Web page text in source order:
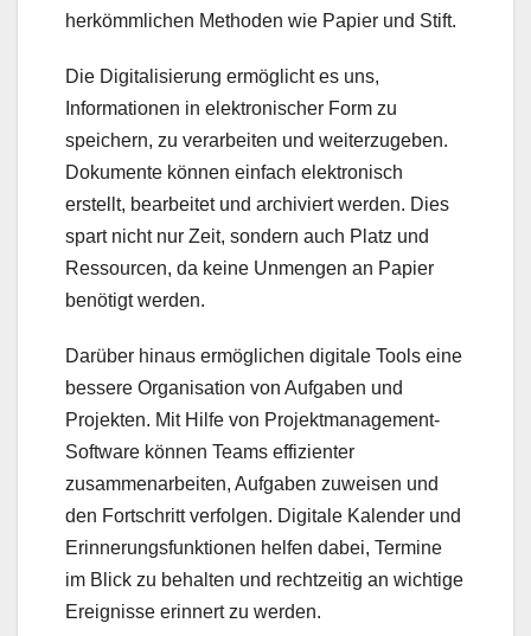
herkömmlichen Methoden wie Papier und Stift.
Die Digitalisierung ermöglicht es uns,
Informationen in elektronischer Form zu
speichern, zu verarbeiten und weiterzugeben.
Dokumente können einfach elektronisch
erstellt, bearbeitet und archiviert werden. Dies
spart nicht nur Zeit, sondern auch Platz und
Ressourcen, da keine Unmengen an Papier
benötigt werden.
Darüber hinaus ermöglichen digitale Tools eine
bessere Organisation von Aufgaben und
Projekten. Mit Hilfe von Projektmanagement-
Software können Teams effizienter
zusammenarbeiten, Aufgaben zuweisen und
den Fortschritt verfolgen. Digitale Kalender und
Erinnerungsfunktionen helfen dabei, Termine
im Blick zu behalten und rechtzeitig an wichtige
Ereignisse erinnert zu werden.